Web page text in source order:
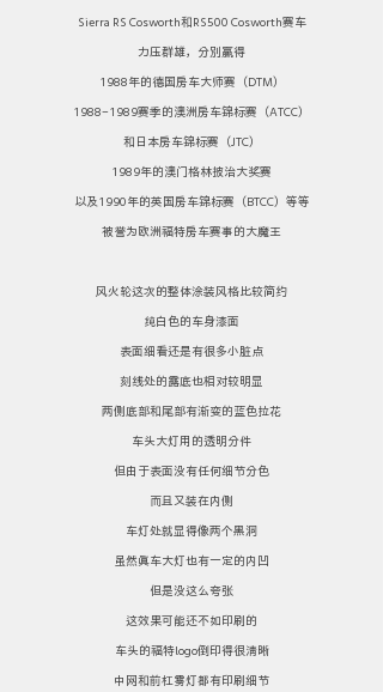
Sierra RS Cosworth和RS500 Cosworth赛车
力压群雄，分别赢得
1988年的德国房车大师赛（DTM）
1988-1989赛季的澳洲房车锦标赛（ATCC）
和日本房车锦标赛（JTC）
1989年的澳门格林披治大奖赛
以及1990年的英国房车锦标赛（BTCC）等等
被誉为欧洲福特房车赛事的大魔王
风火轮这次的整体涂装风格比较简约
纯白色的车身漆面
表面细看还是有很多小脏点
刻线处的露底也相对较明显
两侧底部和尾部有渐变的蓝色拉花
车头大灯用的透明分件
但由于表面没有任何细节分色
而且又装在内侧
车灯处就显得像两个黑洞
虽然真车大灯也有一定的内凹
但是没这么夸张
这效果可能还不如印刷的
车头的福特logo倒印得很清晰
中网和前杠雾灯都有印刷细节